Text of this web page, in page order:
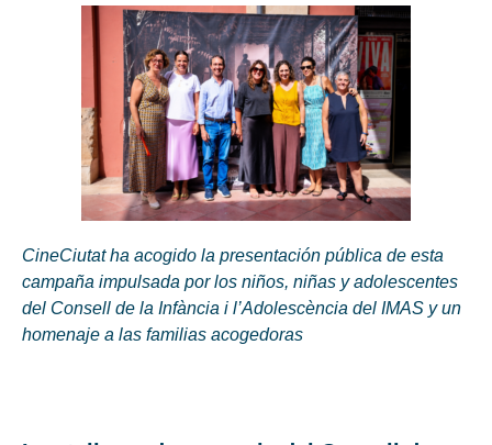
CineCiutat ha acogido la presentación pública de esta
campaña impulsada por los niños, niñas y adolescentes
del Consell de la Infància i l’Adolescència del IMAS y un
homenaje a las familias acogedoras